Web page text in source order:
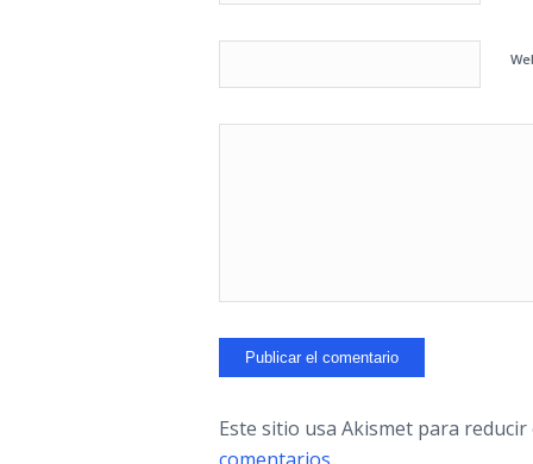
Este sitio usa Akismet para